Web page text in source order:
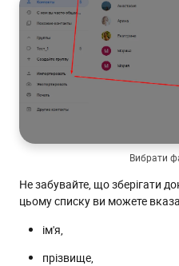
Вибрати
Не забувайте, що зберігати
цьому списку ви можете
ім'я,
прізвище,